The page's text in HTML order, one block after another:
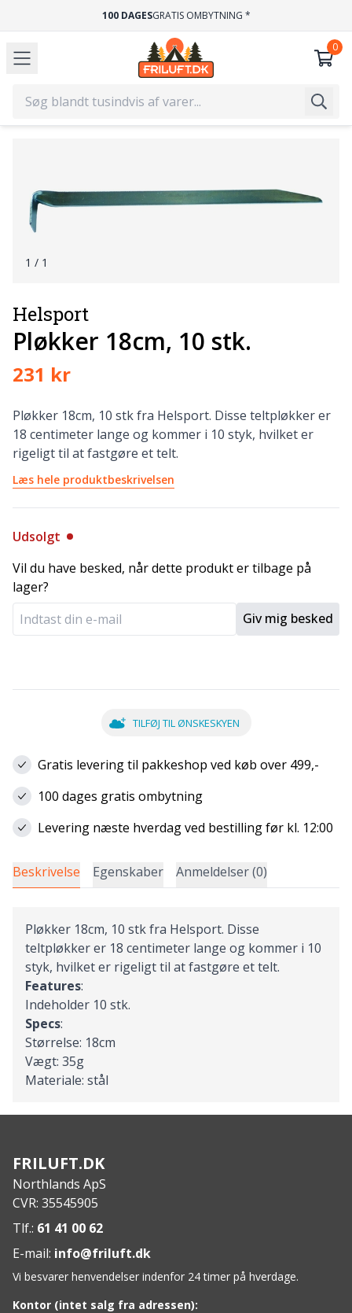
100 DAGESGRATIS OMBYTNING *
1 / 1
Helsport
Pløkker 18cm, 10 stk.
231 kr
Pløkker 18cm, 10 stk fra Helsport. Disse teltpløkker er
18 centimeter lange og kommer i 10 styk, hvilket er
rigeligt til at fastgøre et telt.
Læs hele produktbeskrivelsen
Udsolgt
Vil du have besked, når dette produkt er tilbage på
lager?
Giv mig besked
TILFØJ TIL ØNSKESKYEN
Gratis levering til pakkeshop ved køb over 499,-
100 dages gratis ombytning
Levering næste hverdag ved bestilling før kl. 12:00
Beskrivelse Egenskaber Anmeldelser (0)
Pløkker 18cm, 10 stk fra Helsport. Disse
teltpløkker er 18 centimeter lange og kommer i 10
styk, hvilket er rigeligt til at fastgøre et telt.
Features:
Indeholder 10 stk.
Specs:
Størrelse: 18cm
Vægt: 35g
Materiale: stål
FRILUFT.DK
Northlands ApS
CVR: 35545905
Tlf.: 61 41 00 62
E-mail: info@friluft.dk
Vi besvarer henvendelser indenfor 24 timer på hverdage.
Kontor (intet salg fra adressen):